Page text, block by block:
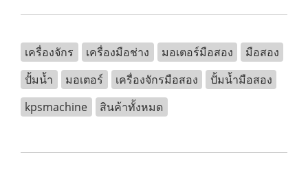
เครื่องจักร เครื่องมือช่าง มอเตอร์มือสอง
มือสอง
ปั้มน้ำ
มอเตอร์ เครื่องจักรมือสอง
ปั้มน้ำมือสอง
kpsmachine
สินค้าทั้งหมด